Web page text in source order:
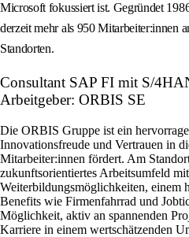
Microsoft fokussiert ist. Gegründet
derzeit mehr als 950 Mitarbeiter:innen
Standorten.
Consultant SAP FI mit S/
Arbeitgeber: ORBIS SE
Die ORBIS Gruppe ist ein
Innovationsfreude und Vertrauen in
Mitarbeiter:innen fördert. Am
zukunftsorientiertes Arbeitsumfeld
Weiterbildungsmöglichkeiten, einem
Benefits wie Firmenfahrrad und
Möglichkeit, aktiv an spannenden
Karriere in einem wertschätzenden